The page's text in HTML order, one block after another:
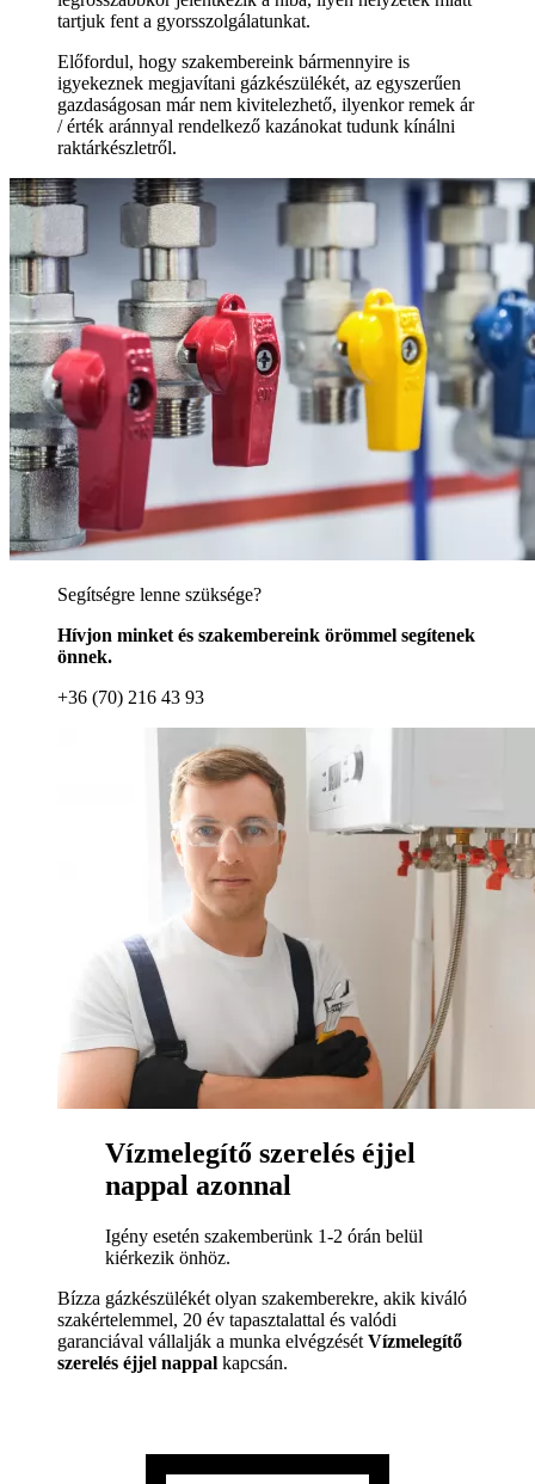
tartjuk fent a gyorsszolgálatunkat.
Előfordul, hogy szakembereink bármennyire is
igyekeznek megjavítani gázkészülékét, az egyszerűen
gazdaságosan már nem kivitelezhető, ilyenkor remek ár
/ érték aránnyal rendelkező kazánokat tudunk kínálni
raktárkészletről.
Segítségre lenne szüksége?
Hívjon minket és szakembereink örömmel segítenek
önnek.
+36 (70) 216 43 93
Vízmelegítő szerelés éjjel
nappal azonnal
Igény esetén szakemberünk 1-2 órán belül
kiérkezik önhöz.
Bízza gázkészülékét olyan szakemberekre, akik kiváló
szakértelemmel, 20 év tapasztalattal és valódi
garanciával vállalják a munka elvégzését Vízmelegítő
szerelés éjjel nappal kapcsán.